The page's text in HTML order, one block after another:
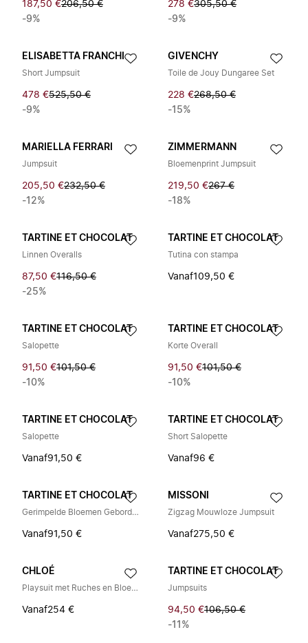
187,50 €206,50 €
-9%
278 €305,50 €
-9%
ELISABETTA FRANCHI
Short Jumpsuit
478 €525,50 €
-9%
GIVENCHY
Toile de Jouy Dungaree Set
228 €268,50 €
-15%
MARIELLA FERRARI
Jumpsuit
205,50 €232,50 €
-12%
ZIMMERMANN
Bloemenprint Jumpsuit
219,50 €267 €
-18%
TARTINE ET CHOCOLAT
Linnen Overalls
87,50 €116,50 €
-25%
TARTINE ET CHOCOLAT
Tutina con stampa
Vanaf109,50 €
TARTINE ET CHOCOLAT
Salopette
91,50 €101,50 €
-10%
TARTINE ET CHOCOLAT
Korte Overall
91,50 €101,50 €
-10%
TARTINE ET CHOCOLAT
Salopette
Vanaf91,50 €
TARTINE ET CHOCOLAT
Short Salopette
Vanaf96 €
TARTINE ET CHOCOLAT
Gerimpelde Bloemen Geborduurde Salopette
Vanaf91,50 €
MISSONI
Zigzag Mouwloze Jumpsuit
Vanaf275,50 €
CHLOÉ
Playsuit met Ruches en Bloemenprint
Vanaf254 €
TARTINE ET CHOCOLAT
Jumpsuits
94,50 €106,50 €
-11%